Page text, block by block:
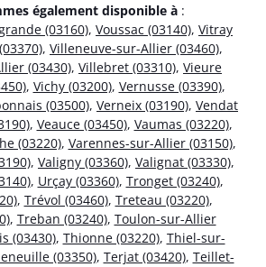
également disponible à :
(03160), Voussac (03140), Vitray
, Villeneuve-sur-Allier (03460),
(03430), Villebret (03310), Vieure
, Vichy (03200), Vernusse (03390),
(03500), Verneix (03190), Vendat
, Veauce (03450), Vaumas (03220),
(03220), Varennes-sur-Allier (03150),
, Valigny (03360), Valignat (03330),
, Urçay (03360), Tronget (03240),
, Trévol (03460), Treteau (03220),
, Treban (03240), Toulon-sur-Allier
(03430), Thionne (03220), Thiel-sur-
(03350), Terjat (03420), Teillet-